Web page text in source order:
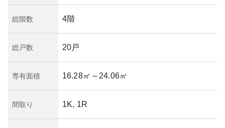
総階数 4階
総戸数 20戸
専有面積 16.28㎡ ～24.06㎡
間取り 1K, 1R